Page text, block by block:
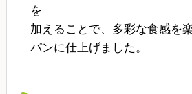
を
加えることで、多彩な食感を
パンに仕上げました。